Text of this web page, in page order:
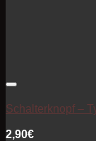
Schalterknopf –
2,90€